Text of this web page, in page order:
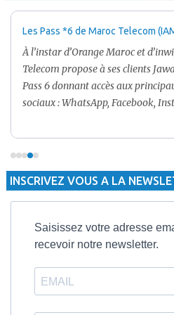
Les Pass *6 de Maroc Telecom
À l’instar d’Orange Maroc et
Telecom propose à ses clients
Pass 6 donnant accès aux
sociaux : WhatsApp, Facebook,
5 Dh inclut 100 Mo, le Pass 10 Dh
tandis que les formules à 20 Dh et
proposent respectivement 1 Go et
durées de validité sont de 3 jours
INSCRIVEZ VOUS A LA
Saisissez votre adresse
recevoir notre newsletter.